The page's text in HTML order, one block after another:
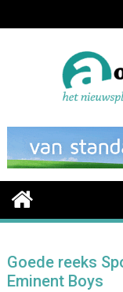
to
Goede reeks
Eminent Boys